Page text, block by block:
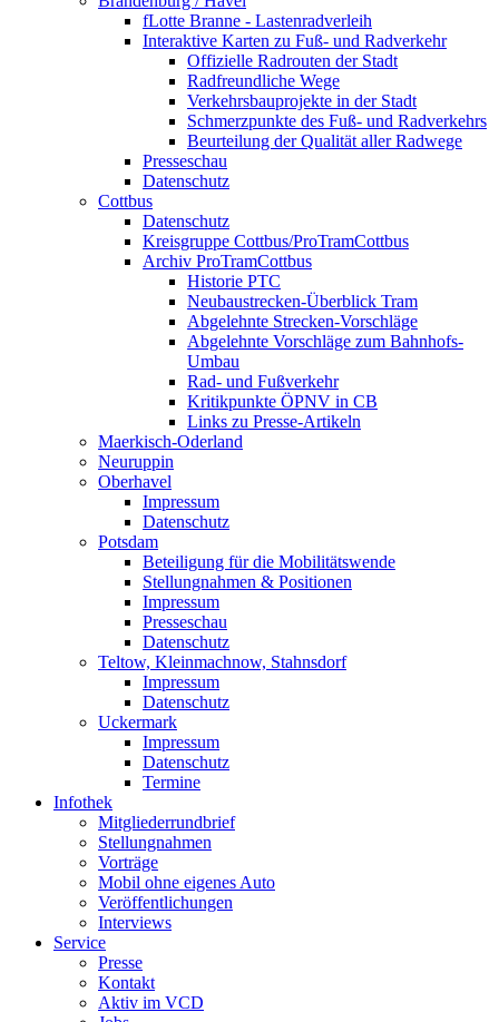
fLotte Branne - Lastenradverleih
Interaktive Karten zu Fuß- und Radverkehr
Offizielle Radrouten der Stadt
Radfreundliche Wege
Verkehrsbauprojekte in der Stadt
Schmerzpunkte des Fuß- und Radverkehrs
Beurteilung der Qualität aller Radwege
Presseschau
Datenschutz
Cottbus
Datenschutz
Kreisgruppe Cottbus/ProTramCottbus
Archiv ProTramCottbus
Historie PTC
Neubaustrecken-Überblick Tram
Abgelehnte Strecken-Vorschläge
Abgelehnte Vorschläge zum Bahnhofs-
Umbau
Rad- und Fußverkehr
Kritikpunkte ÖPNV in CB
Links zu Presse-Artikeln
Maerkisch-Oderland
Neuruppin
Oberhavel
Impressum
Datenschutz
Potsdam
Beteiligung für die Mobilitätswende
Stellungnahmen & Positionen
Impressum
Presseschau
Datenschutz
Teltow, Kleinmachnow, Stahnsdorf
Impressum
Datenschutz
Uckermark
Impressum
Datenschutz
Termine
Infothek
Mitgliederrundbrief
Stellungnahmen
Vorträge
Mobil ohne eigenes Auto
Veröffentlichungen
Interviews
Service
Presse
Kontakt
Aktiv im VCD